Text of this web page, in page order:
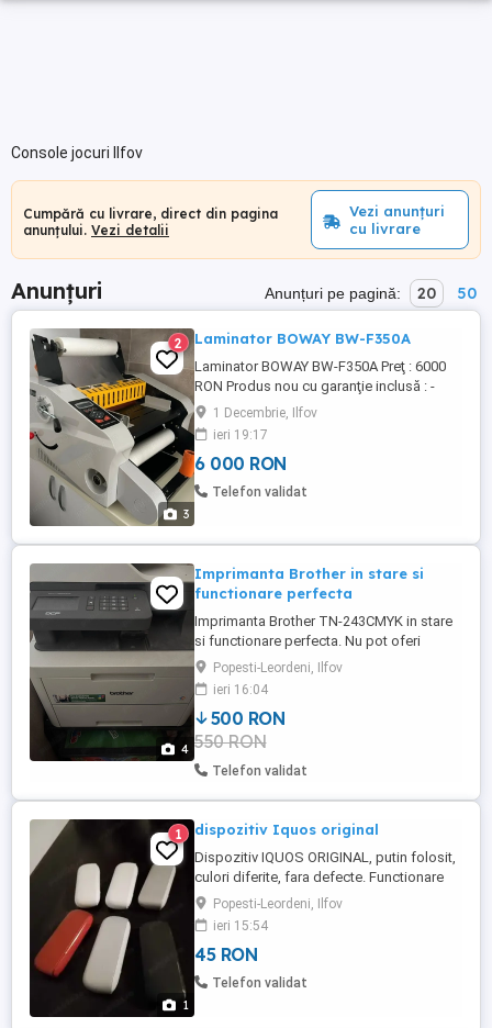
Console jocuri Ilfov
Cumpără cu livrare, direct din pagina
anunțului. Vezi detalii
Vezi anunțuri
cu livrare
Anunțuri Anunțuri pe pagină: 20 50
3
2 Laminator BOWAY BW-F350A
Laminator BOWAY BW-F350A Preţ : 6000
RON Produs nou cu garanţie inclusă : -
laminare la cald rece - lăţimea maximă de
laminare - 35 cm - folii laminare acceptate
- până la 400 grame - 4 role presoare
pentru rezultate excelente - tehnologie de
încălzire a rolelor tip hot-roller - viteză de
1 Decembrie, Ilfov
ieri 19:17
6 000 RON
Telefon validat
4
Imprimanta Brother in stare si
functionare perfecta
Imprimanta Brother TN-243CMYK in stare
si functionare perfecta. Nu pot oferi
transport. Se preia de la domicilul meu.
Popesti-Leordeni, Ilfov
ieri 16:04
500 RON
550 RON
Telefon validat
1
1 dispozitiv Iquos original
Dispozitiv IQUOS ORIGINAL, putin folosit,
culori diferite, fara defecte. Functionare
perfecta.
Popesti-Leordeni, Ilfov
ieri 15:54
45 RON
Telefon validat